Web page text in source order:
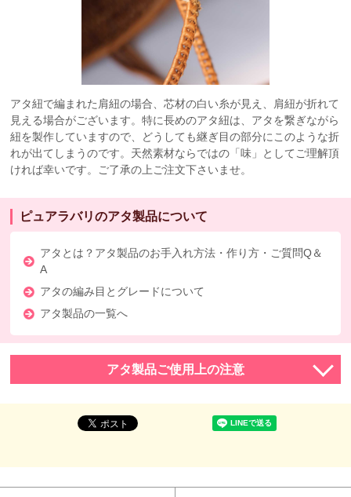
アタ紐で編まれた肩紐の場合、芯材の白い糸が見え、肩紐が折れて
見える場合がございます。特に長めのアタ紐は、アタを繋ぎながら
紐を製作していますので、どうしても継ぎ目の部分にこのような折
れが出てしまうのです。天然素材ならではの「味」としてご理解頂
ければ幸いです。ご了承の上ご注文下さいませ。
ピュアラバリのアタ製品について
アタとは？アタ製品のお手入れ方法・作り方・ご質問Q＆
A
アタの編み目とグレードについて
アタ製品の一覧へ
アタ製品ご使用上の注意